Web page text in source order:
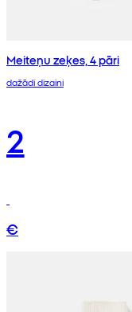
Meiteņu zeķes, 4 pāri
dažādi dizaini
2
€